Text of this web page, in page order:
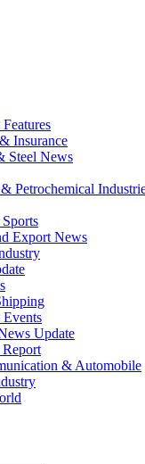
Insurance
Steel News
Petrochemical
Export News
Update
Report
& Automobile